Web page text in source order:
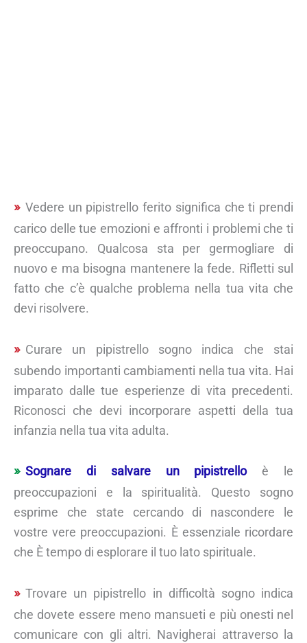
Vedere un pipistrello ferito significa che ti prendi
carico delle tue emozioni e affronti i problemi che ti
preoccupano. Qualcosa sta per germogliare di
nuovo e ma bisogna mantenere la fede. Rifletti sul
fatto che c’è qualche problema nella tua vita che
devi risolvere.
Curare un pipistrello sogno indica che stai
subendo importanti cambiamenti nella tua vita. Hai
imparato dalle tue esperienze di vita precedenti.
Riconosci che devi incorporare aspetti della tua
infanzia nella tua vita adulta.
Sognare di salvare un pipistrelloè le
preoccupazioni e la spiritualità. Questo sogno
esprime che state cercando di nascondere le
vostre vere preoccupazioni. È essenziale ricordare
che È tempo di esplorare il tuo lato spirituale.
Trovare un pipistrello in difficoltà sogno indica
che dovete essere meno mansueti e più onesti nel
comunicare con gli altri. Navigherai attraverso la